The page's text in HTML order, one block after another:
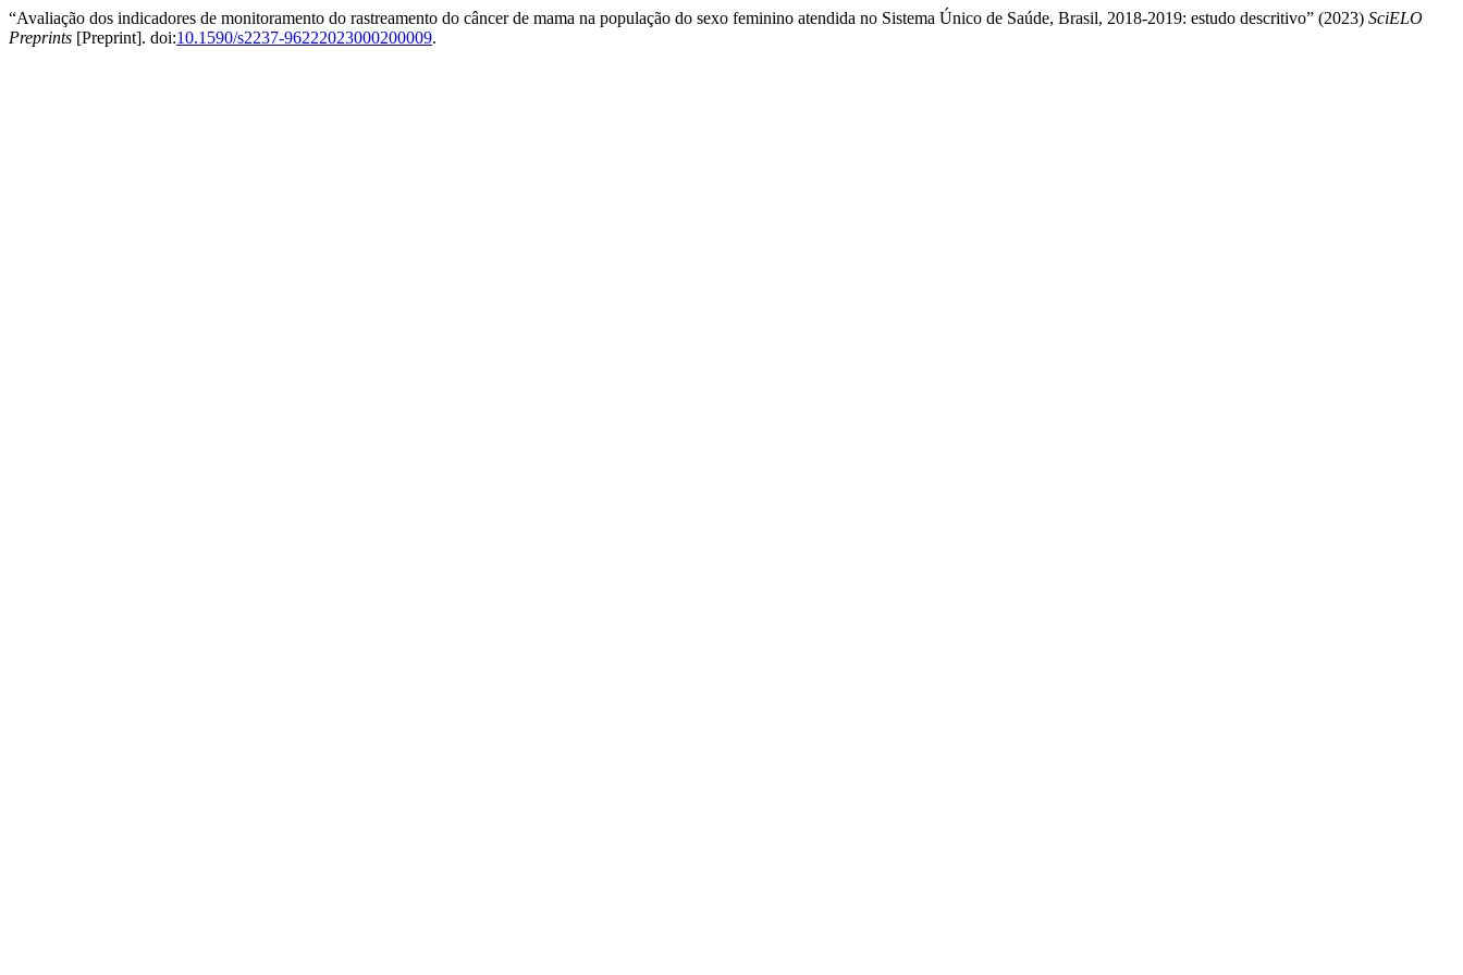
“Avaliação dos indicadores de monitoramento do rastreamento do câncer de mama na população do sexo feminino atendida no Sistema Único de Saúde, Brasil, 2018-2019: estudo descritivo” (2023) SciELO
Preprints [Preprint]. doi:10.1590/s2237-96222023000200009.